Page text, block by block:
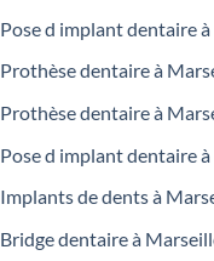
Pose d implant dentaire
Prothèse dentaire à
Prothèse dentaire à
Pose d implant dentaire
Implants de dents à
Bridge dentaire à